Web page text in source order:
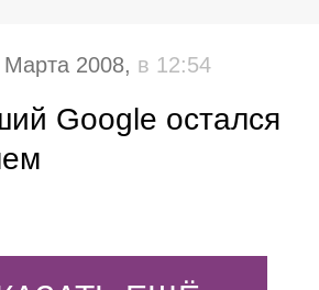
Марта 2008, в 12:54
Google остался